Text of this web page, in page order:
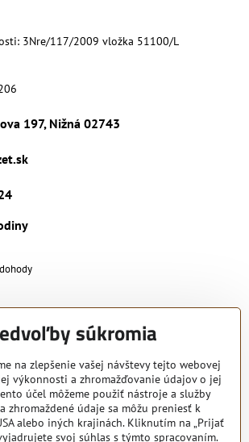
3Nre/117/2009 vložka 51100/L
197, Nižná 02743
predajcu s certifikovaným servisným
s.r.o.
súkromia
na zlepšenie vašej návštevy tejto webovej
výkonnosti a zhromažďovanie údajov o jej
účel môžeme použiť nástroje a služby
zhromaždené údaje sa môžu preniesť k
alebo iných krajinách. Kliknutím na „Prijať
svoj súhlas s týmto spracovaním.